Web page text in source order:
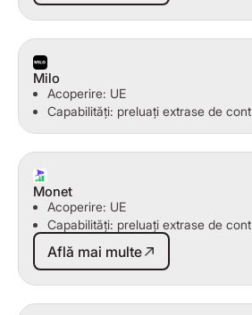
Milo
Acoperire: UE
Capabilități: preluați extrase de cont
Monet
Acoperire: UE
Capabilități: preluați extrase de cont
Află mai multe
Află mai multe